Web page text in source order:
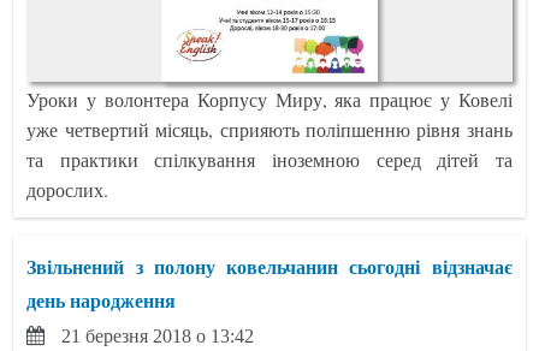
Уроки у волонтера Корпусу Миру, яка працює у Ковелі
уже четвертий місяць, сприяють поліпшенню рівня знань
та практики спілкування іноземною серед дітей та
дорослих.
Звільнений з полону ковельчанин сьогодні відзначає
день народження
21 березня 2018 о 13:42